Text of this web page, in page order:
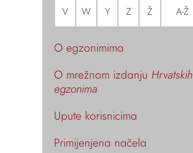
V W Y Z Ž A-Ž
O egzonimima
O mrežnom izdanju Hrvatskih
egzonima
Upute korisnicima
Primijenjena načela